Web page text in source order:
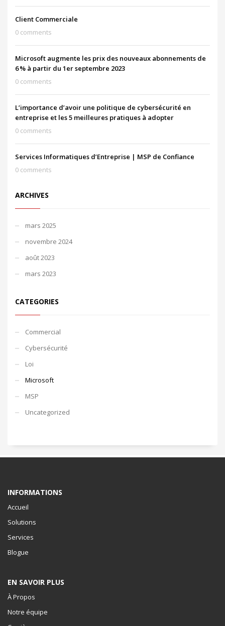
Client Commerciale
0 comments
Microsoft augmente les prix des nouveaux abonnements de
6 % à partir du 1er septembre 2023
0 comments
L’importance d’avoir une politique de cybersécurité en
entreprise et les 5 meilleures pratiques à adopter
0 comments
Services Informatiques d’Entreprise | MSP de Confiance
0 comments
ARCHIVES
mars 2025
novembre 2024
août 2023
mars 2023
CATEGORIES
Commercial
Cybersécurité
Loi
Microsoft
MSP
Uncategorized
INFORMATIONS
Accueil
Solutions
Services
Blogue
EN SAVOIR PLUS
À Propos
Notre équipe